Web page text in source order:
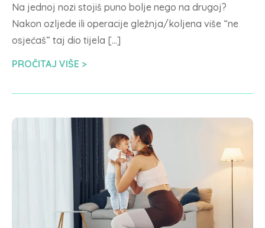
Na jednoj nozi stojiš puno bolje nego na drugoj?
Nakon ozljede ili operacije gležnja/koljena više “ne
osjećaš” taj dio tijela […]
PROČITAJ VIŠE